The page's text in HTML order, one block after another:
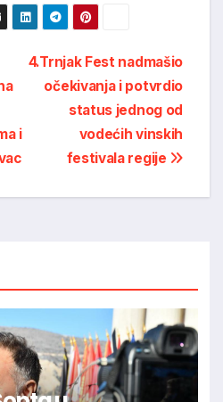
4.Trnjak Fest nadmašio
očekivanja i potvrdio
status jednog od
vodećih vinskih
festivala regije
i